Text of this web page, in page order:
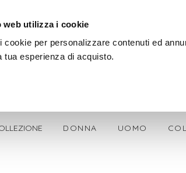
web utilizza i cookie
cookie per personalizzare contenuti ed
tua esperienza di acquisto.
DONNA UOMO